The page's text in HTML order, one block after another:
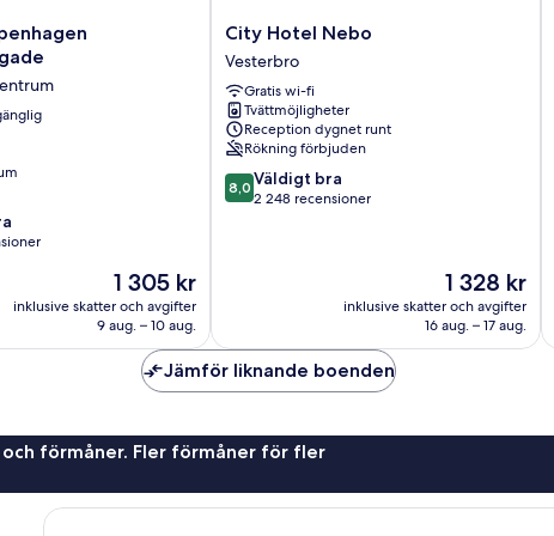
Priset
är
1 305 kr
1 305 kr
inklusive skatter och avgifter
9 aug. – 10 aug.
City
Hotel
Nebo
Vesterbro
City Hotel Nebo
Vesterbro
Gratis wi-fi
Tvättmöjligheter
Reception dygnet runt
Rökning förbjuden
8.0
av
8,0 Väldigt bra
2 248 recensioner
Priset
är
1 328 kr
1 328 kr
inklusive skatter och avgifter
16 aug. – 17 aug.
Jämför liknande boenden
förmåner. Fler förmåner för fler